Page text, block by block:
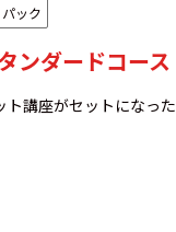
ック
ンダードコー
講座がセットになっ